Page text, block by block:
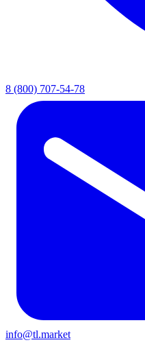
8 (800) 707-54-78
info@tl.market